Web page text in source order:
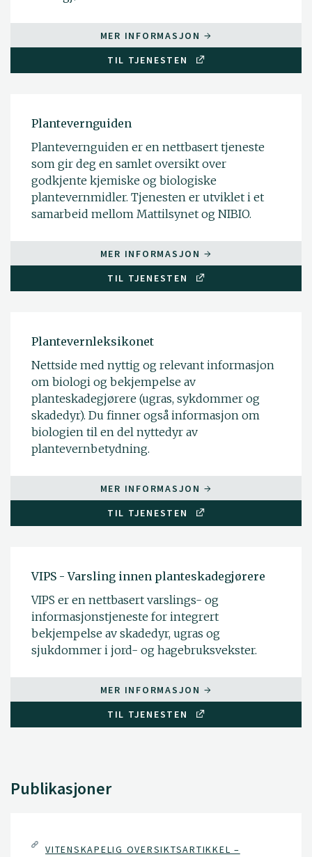
MER INFORMASJON
TIL TJENESTEN
Plantevernguiden
Plantevernguiden er en nettbasert tjeneste
som gir deg en samlet oversikt over
godkjente kjemiske og biologiske
plantevernmidler. Tjenesten er utviklet i et
samarbeid mellom Mattilsynet og NIBIO.
MER INFORMASJON
TIL TJENESTEN
Plantevernleksikonet
Nettside med nyttig og relevant informasjon
om biologi og bekjempelse av
planteskadegjørere (ugras, sykdommer og
skadedyr). Du finner også informasjon om
biologien til en del nyttedyr av
plantevernbetydning.
MER INFORMASJON
TIL TJENESTEN
VIPS - Varsling innen planteskadegjørere
VIPS er en nettbasert varslings- og
informasjonstjeneste for integrert
bekjempelse av skadedyr, ugras og
sjukdommer i jord- og hagebruksvekster.
MER INFORMASJON
TIL TJENESTEN
Publikasjoner
VITENSKAPELIG OVERSIKTSARTIKKEL –